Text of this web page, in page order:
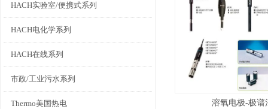
HACH实验室/便携式系列
HACH电化学系列
HACH在线系列
市政/工业污水系列
Thermo美国热电 溶氧电极-极谱